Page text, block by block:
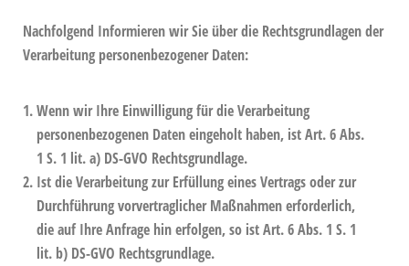
Nachfolgend Informieren wir Sie über die Rechtsgrundlagen der
Verarbeitung personenbezogener Daten:
Wenn wir Ihre Einwilligung für die Verarbeitung
personenbezogenen Daten eingeholt haben, ist Art. 6 Abs.
1 S. 1 lit. a) DS-GVO Rechtsgrundlage.
Ist die Verarbeitung zur Erfüllung eines Vertrags oder zur
Durchführung vorvertraglicher Maßnahmen erforderlich,
die auf Ihre Anfrage hin erfolgen, so ist Art. 6 Abs. 1 S. 1
lit. b) DS-GVO Rechtsgrundlage.